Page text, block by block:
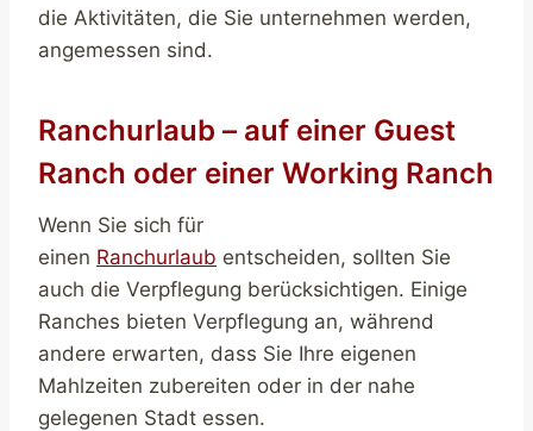
die Aktivitäten, die Sie unternehmen werden,
angemessen sind.
Ranchurlaub – auf einer Guest
Ranch oder einer Working Ranch
Wenn Sie sich für
einen Ranchurlaub entscheiden, sollten Sie
auch die Verpflegung berücksichtigen. Einige
Ranches bieten Verpflegung an, während
andere erwarten, dass Sie Ihre eigenen
Mahlzeiten zubereiten oder in der nahe
gelegenen Stadt essen.